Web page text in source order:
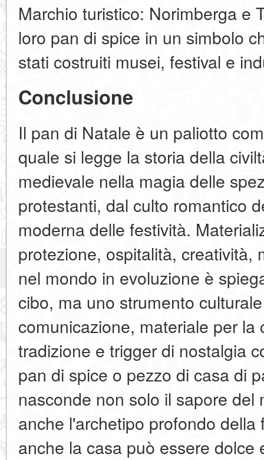
Marchio turistico: Norimberga e
loro pan di spice in un simbolo
stati costruiti musei, festival e
Conclusione
Il pan di Natale è un paliotto
quale si legge la storia della
medievale nella magia delle
protestanti, dal culto romantico
moderna delle festività.
protezione, ospitalità, creatività,
nel mondo in evoluzione è
cibo, ma uno strumento
comunicazione, materiale per
tradizione e trigger di nostalgia
pan di spice o pezzo di casa di
nasconde non solo il sapore
anche l'archetipo profondo
anche la casa può essere dolce